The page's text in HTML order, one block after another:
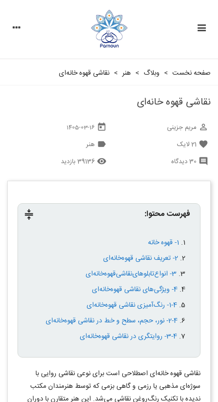
صفحه نخست > وبلاگ > هنر > نقاشی قهوه خانه‌ای
نقاشی قهوه خانه‌ای
today
1405-03-16 perm_identity مریم جزینی
label هنر favorite
21لایک
remove_red_eye 39136 بازدید comment 30 دیدگاه
compress فهرست محتوا:
1- قهوه خانه
2- تعریف نقاشی قهوه‌خانه‌ای
3- انواع‌تابلوهای‌نقاشی‌قهوه‌خانه‌ای
4- ویژگی‌های نقاشی قهوه‌خانه‌ای
1-4- رنگ‌آمیزی نقاشی قهوه‌خانه‌ای
2-4- نور، حجم، سطح و خط در نقاشی قهوه‌خانه‌ای
3-4- روایتگری در نقاشی قهوه‌خانه‌ای
نقاشی قهوه خانه­‌ای اصطلاحی است برای نوعی نقاشی روایی با
سوژه‌ای مذهبی یا رزمی و گاهی بزمی­ که توسط هنرمندان مکتب
ندیده با تکنیک رنگ‌روغن نقاشی می‌شد. این هنر متقارن با دوران